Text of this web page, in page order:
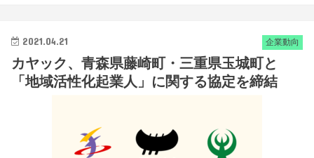
企業動向
2021.04.21
カヤック、青森県藤崎町・三重県玉城町と
「地域活性化起業人」に関する協定を締結